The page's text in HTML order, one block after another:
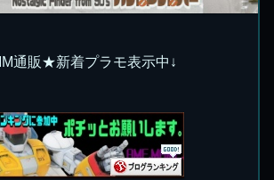
通販★新着プラモ表示中↓